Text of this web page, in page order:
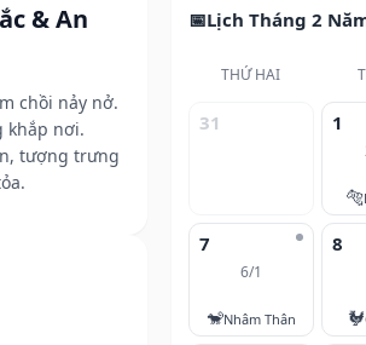
& An
chồi nảy nở.
khắp nơi.
tượng trưng
Lịch Tháng 2
THỨ HAI
31 1
🐅
7
6/1
🐒Nhâm Thân
8
🐓